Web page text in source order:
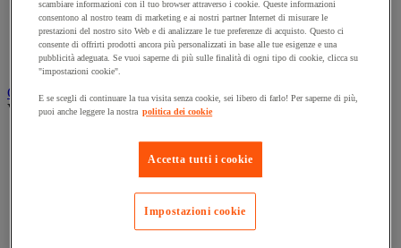
Carrello per scale
Carrello pieghevole
Carrello portabombole
Carrello specifico
Carrello a ripiani e rimorchio industriale
Vedi tutte le categorie
Accessori per carrello
Carrello a livello costante
Carrello con pareti a griglia
Carrello con ripiani
Carrello con ripiani in alluminio e in inox
scambiare informazioni con il tuo browser attraverso i cookie. Queste informazioni
consentono al nostro team di marketing e ai nostri partner Internet di misurare le
prestazioni del nostro sito Web e di analizzare le tue preferenze di acquisto. Questo ci
consente di offrirti prodotti ancora più personalizzati in base alle tue esigenze e una
pubblicità adeguata. Se vuoi saperne di più sulle finalità di ogni tipo di cookie, clicca su
"impostazioni cookie".
E se scegli di continuare la tua visita senza cookie, sei libero di farlo! Per saperne di più,
puoi anche leggere la nostra politica dei cookie
Accetta tutti i cookie
Impostazioni cookie